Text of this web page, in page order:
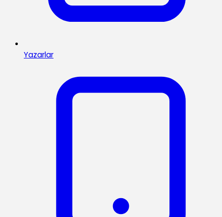
Yazarlar